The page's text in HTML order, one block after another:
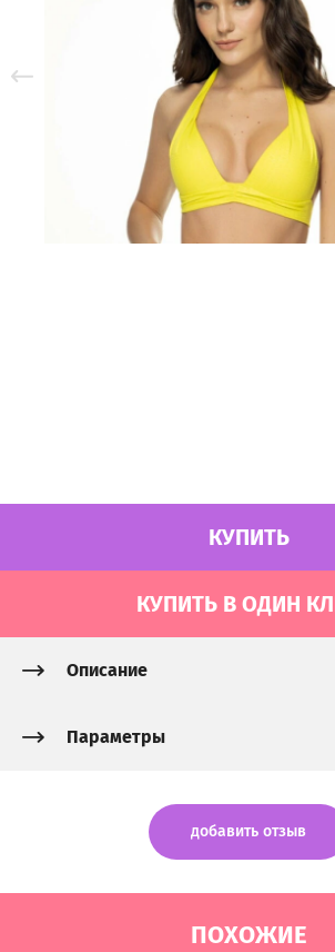
КУПИТЬ
КУПИТЬ В ОДИН
Описание
Параметры
добавить отзыв
ПОХОЖИЕ